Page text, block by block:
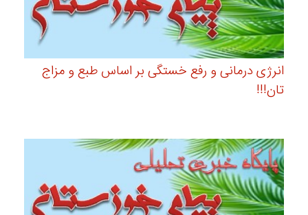
انرژی درمانی و رفع خستگی بر اساس طبع و مزاج
تان!!!